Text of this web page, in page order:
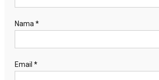
Nama *
Email *